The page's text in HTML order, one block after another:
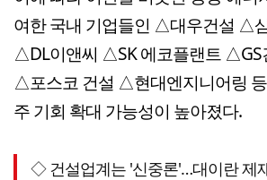
여한 국내 기업들인 △대우건설 △
△DL이앤씨 △SK 에코플랜트
△포스코 건설 △현대엔지니어링
주 기회 확대 가능성이 높아졌다.
◇ 건설업계는 '신중론'…대이란 제